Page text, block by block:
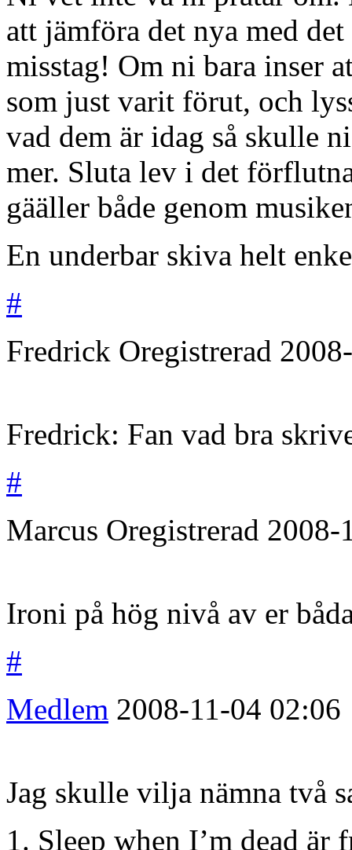
att jämföra det nya med
misstag! Om ni bara inser
som just varit förut, och
vad dem är idag så skulle
mer. Sluta lev i det
gääller både genom
En underbar skiva helt
#
Fredrick Oregistrerad
Fredrick: Fan vad bra
#
Marcus Oregistrerad 2008-
Ironi på hög nivå av er
#
Medlem 2008-11-04 02:06
Jag skulle vilja nämna två
1. Sleep when I’m dead är